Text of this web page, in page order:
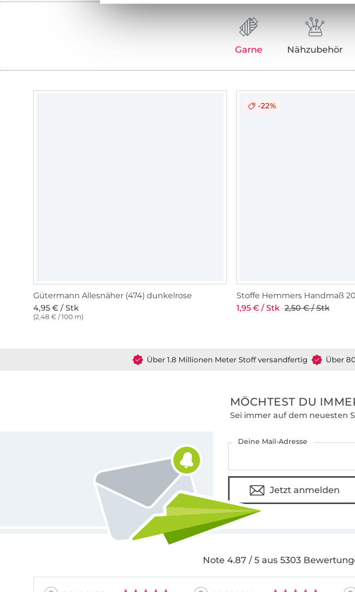
Garne Nähzubehör
Gütermann Allesnäher (474) dunkelrose
4,95 € / Stk
(2,48 € / 100 m)
-22%
Stoffe Hemmers Handmaß
1,95 € / Stk 2,50 € / Stk
Über 1.8 Millionen Meter Stoff versandfertig Über
MÖCHTEST DU
Sei immer auf dem neuesten
Deine Mail-Adresse
Jetzt anmelden
Note 4.87 / 5 aus 5303